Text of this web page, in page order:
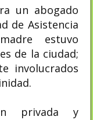
un abogado
de Asistencia
estuvo
de la ciudad;
involucrados
privada y